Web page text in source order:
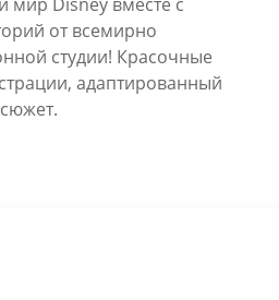
от всемирно
студии! Красочные
адаптированный